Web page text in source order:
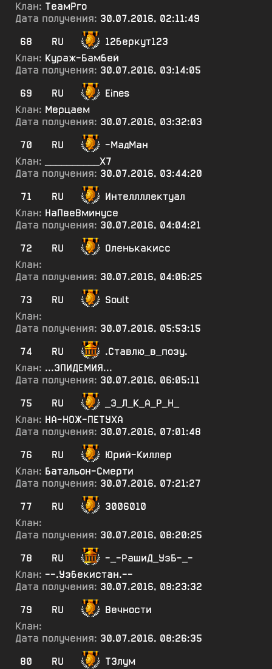
Клан: ТеамРго
Дата получения: 30.07.2016, 02:11:49
68
RU
12беркут123
Клан: Кураж-Бамбей
Дата получения: 30.07.2016, 03:14:05
69
RU
Eines
Клан: Мерцаем
Дата получения: 30.07.2016, 03:32:03
70
RU
-МадМан
Клан:
__________Х7
Дата получения: 30.07.2016, 03:44:20
71
RU
Интеллллектуал
Клан: НаПвеВминусе
Дата получения: 30.07.2016, 04:04:21
72
RU
Оленькакисс
Клан:
Дата получения: 30.07.2016, 04:06:25
73
RU
Soult
Клан:
Дата получения: 30.07.2016, 05:53:15
74
RU
.Ставлю_в_позу.
Клан: ...ЭПИДЕМИЯ...
Дата получения: 30.07.2016, 06:05:11
75
RU
_Э_Л_К_А_Р_Н_
Клан: НА-НОЖ-ПЕТУХА
Дата получения: 30.07.2016, 07:01:48
76
RU
Юрий-Киллер
Клан: Батальон-Смерти
Дата получения: 30.07.2016, 07:21:27
77
RU
3006010
Клан:
Дата получения: 30.07.2016, 08:20:25
78
RU
-_-РашиД_УзБ-_-
Клан: --.Узбекистан.--
Дата получения: 30.07.2016, 08:23:32
79
RU
Вечности
Клан:
Дата получения: 30.07.2016, 08:26:35
80
RU
ТЗлум